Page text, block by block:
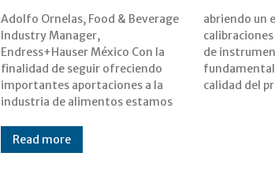
Adolfo Ornelas, Food & Beverage
Industry Manager,
Endress+Hauser México Con la
finalidad de seguir ofreciendo
importantes aportaciones a la
industria de alimentos estamos
abriendo un espacio al tema de
calibraciones en los dispositivos
de instrumentación, que es
fundamental para conseguir la
calidad del
Read more